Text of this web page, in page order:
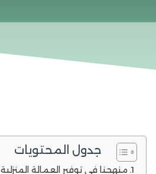
جدول المحتويات
منهجنا في توفير العمالة المنزلية